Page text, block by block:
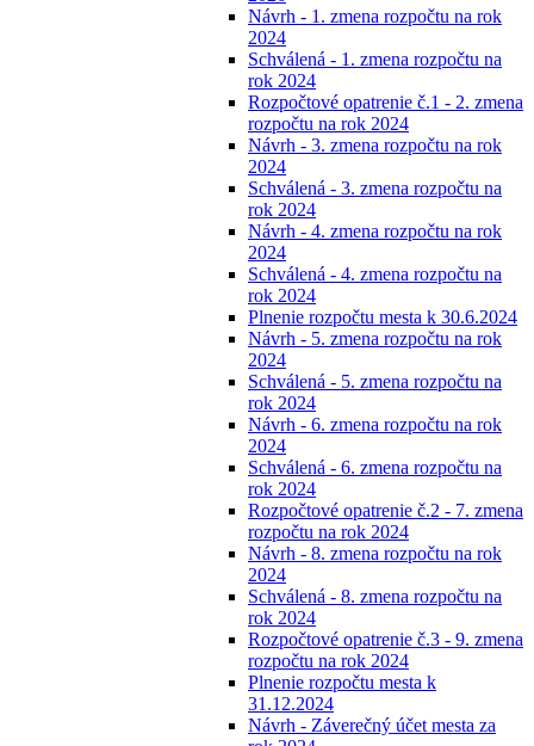
Návrh - 1. zmena rozpočtu na rok
2024
Schválená - 1. zmena rozpočtu na
rok 2024
Rozpočtové opatrenie č.1 - 2. zmena
rozpočtu na rok 2024
Návrh - 3. zmena rozpočtu na rok
2024
Schválená - 3. zmena rozpočtu na
rok 2024
Návrh - 4. zmena rozpočtu na rok
2024
Schválená - 4. zmena rozpočtu na
rok 2024
Plnenie rozpočtu mesta k 30.6.2024
Návrh - 5. zmena rozpočtu na rok
2024
Schválená - 5. zmena rozpočtu na
rok 2024
Návrh - 6. zmena rozpočtu na rok
2024
Schválená - 6. zmena rozpočtu na
rok 2024
Rozpočtové opatrenie č.2 - 7. zmena
rozpočtu na rok 2024
Návrh - 8. zmena rozpočtu na rok
2024
Schválená - 8. zmena rozpočtu na
rok 2024
Rozpočtové opatrenie č.3 - 9. zmena
rozpočtu na rok 2024
Plnenie rozpočtu mesta k
31.12.2024
Návrh - Záverečný účet mesta za